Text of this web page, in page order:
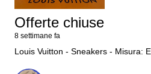
Offerte chiuse
8 settimane fa
Louis Vuitton - Sneakers - Misura: